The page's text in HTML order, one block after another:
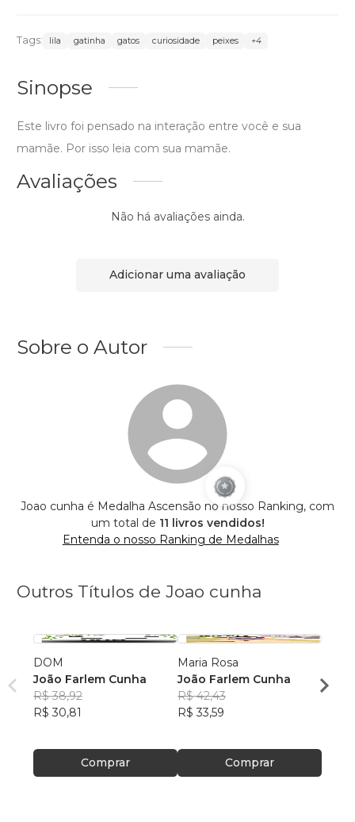
Tags: lila gatinha gatos curiosidade peixes +4
Sinopse
Este livro foi pensado na interação entre você e sua
mamãe. Por isso leia com sua mamãe.
Avaliações
Não há avaliações ainda.
Adicionar uma avaliação
Sobre o Autor
Joao cunha é Medalha Ascensão no nosso Ranking, com
um total de 11 livros vendidos!
Entenda o nosso Ranking de Medalhas
Outros Títulos de Joao cunha
DOM
João Farlem Cunha
R$ 38,92
R$ 30,81
Comprar
Maria Rosa
João Farlem Cunha
R$ 42,43
R$ 33,59
Comprar
João
R$